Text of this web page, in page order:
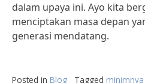
dalam upaya ini. Ayo kita
menciptakan masa depan
generasi mendatang.
Posted in Blog Tagged